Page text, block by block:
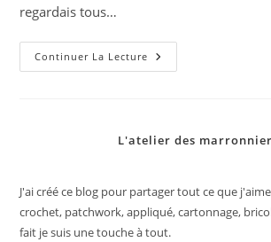
regardais tous…
Continuer La Lecture Je
Fais
L'atelier des
J'ai créé ce blog pour partager tout ce que
crochet, patchwork, appliqué, cartonnage,
fait je suis une touche à tout.